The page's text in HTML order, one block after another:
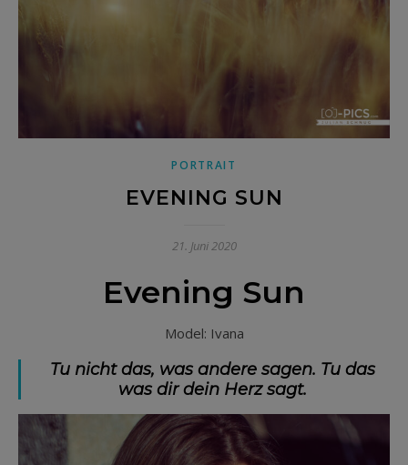
PORTRAIT
EVENING SUN
21. Juni 2020
Evening Sun
Model: Ivana
Tu nicht das, was andere sagen. Tu das
was dir dein Herz sagt.